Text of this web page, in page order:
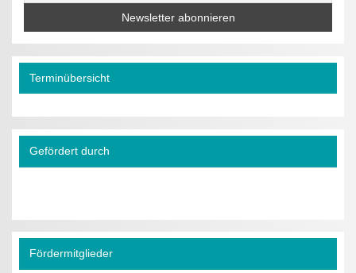
Terminübersicht
Gefördert durch
Fördermitglieder